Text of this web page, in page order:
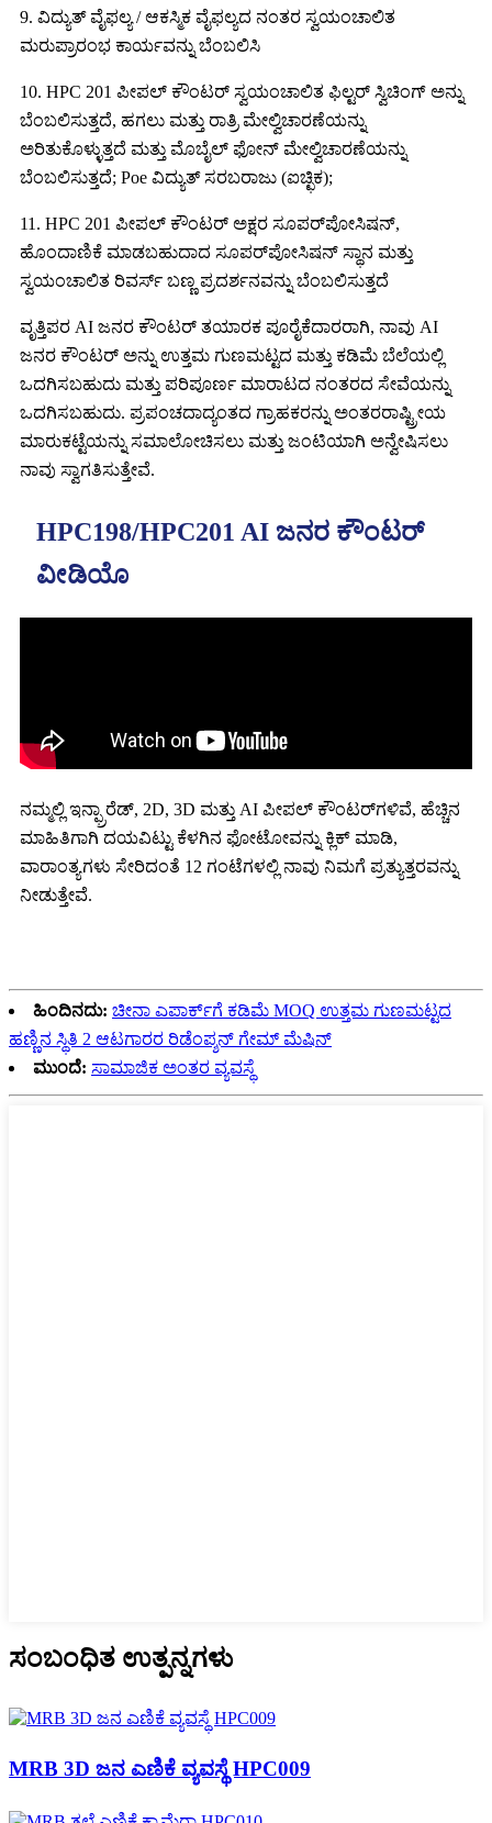
9. ವಿದ್ಯುತ್ ವೈಫಲ್ಯ / ಆಕಸ್ಮಿಕ ವೈಫಲ್ಯದ ನಂತರ ಸ್ವಯಂಚಾಲಿತ
ಮರುಪ್ರಾರಂಭ ಕಾರ್ಯವನ್ನು ಬೆಂಬಲಿಸಿ
10. HPC 201 ಪೀಪಲ್ ಕೌಂಟರ್ ಸ್ವಯಂಚಾಲಿತ ಫಿಲ್ಟರ್ ಸ್ವಿಚಿಂಗ್ ಅನ್ನು
ಬೆಂಬಲಿಸುತ್ತದೆ, ಹಗಲು ಮತ್ತು ರಾತ್ರಿ ಮೇಲ್ವಿಚಾರಣೆಯನ್ನು
ಅರಿತುಕೊಳ್ಳುತ್ತದೆ ಮತ್ತು ಮೊಬೈಲ್ ಫೋನ್ ಮೇಲ್ವಿಚಾರಣೆಯನ್ನು
ಬೆಂಬಲಿಸುತ್ತದೆ; Poe ವಿದ್ಯುತ್ ಸರಬರಾಜು (ಐಚ್ಛಿಕ);
11. HPC 201 ಪೀಪಲ್ ಕೌಂಟರ್ ಅಕ್ಷರ ಸೂಪರ್‌ಪೋಸಿಷನ್,
ಹೊಂದಾಣಿಕೆ ಮಾಡಬಹುದಾದ ಸೂಪರ್‌ಪೋಸಿಷನ್ ಸ್ಥಾನ ಮತ್ತು
ಸ್ವಯಂಚಾಲಿತ ರಿವರ್ಸ್ ಬಣ್ಣ ಪ್ರದರ್ಶನವನ್ನು ಬೆಂಬಲಿಸುತ್ತದೆ
ವೃತ್ತಿಪರ AI ಜನರ ಕೌಂಟರ್ ತಯಾರಕ ಪೂರೈಕೆದಾರರಾಗಿ, ನಾವು AI
ಜನರ ಕೌಂಟರ್ ಅನ್ನು ಉತ್ತಮ ಗುಣಮಟ್ಟದ ಮತ್ತು ಕಡಿಮೆ ಬೆಲೆಯಲ್ಲಿ
ಒದಗಿಸಬಹುದು ಮತ್ತು ಪರಿಪೂರ್ಣ ಮಾರಾಟದ ನಂತರದ ಸೇವೆಯನ್ನು
ಒದಗಿಸಬಹುದು. ಪ್ರಪಂಚದಾದ್ಯಂತದ ಗ್ರಾಹಕರನ್ನು ಅಂತರರಾಷ್ಟ್ರೀಯ
ಮಾರುಕಟ್ಟೆಯನ್ನು ಸಮಾಲೋಚಿಸಲು ಮತ್ತು ಜಂಟಿಯಾಗಿ ಅನ್ವೇಷಿಸಲು
ನಾವು ಸ್ವಾಗತಿಸುತ್ತೇವೆ.
HPC198/HPC201 AI ಜನರ ಕೌಂಟರ್
ವೀಡಿಯೊ
ನಮ್ಮಲ್ಲಿ ಇನ್ಫ್ರಾರೆಡ್, 2D, 3D ಮತ್ತು AI ಪೀಪಲ್ ಕೌಂಟರ್‌ಗಳಿವೆ, ಹೆಚ್ಚಿನ
ಮಾಹಿತಿಗಾಗಿ ದಯವಿಟ್ಟು ಕೆಳಗಿನ ಫೋಟೋವನ್ನು ಕ್ಲಿಕ್ ಮಾಡಿ,
ವಾರಾಂತ್ಯಗಳು ಸೇರಿದಂತೆ 12 ಗಂಟೆಗಳಲ್ಲಿ ನಾವು ನಿಮಗೆ ಪ್ರತ್ಯುತ್ತರವನ್ನು
ನೀಡುತ್ತೇವೆ.
ಹಿಂದಿನದು: ಚೀನಾ ಎಪಾರ್ಕ್‌ಗೆ ಕಡಿಮೆ MOQ ಉತ್ತಮ ಗುಣಮಟ್ಟದ
ಹಣ್ಣಿನ ಸ್ಥಿತಿ 2 ಆಟಗಾರರ ರಿಡೆಂಪ್ಶನ್ ಗೇಮ್ ಮೆಷಿನ್
ಮುಂದೆ: ಸಾಮಾಜಿಕ ಅಂತರ ವ್ಯವಸ್ಥೆ
ಸಂಬಂಧಿತ ಉತ್ಪನ್ನಗಳು
MRB 3D ಜನ ಎಣಿಕೆ ವ್ಯವಸ್ಥೆ HPC009